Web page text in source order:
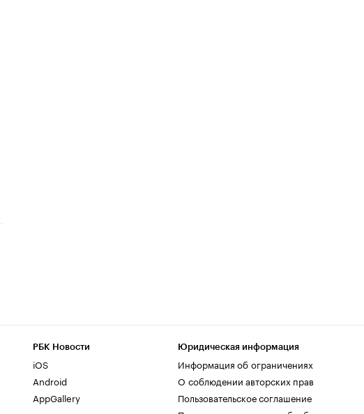
РБК Новости
iOS
Android
AppGallery
Юридическая информация
Информация об ограничениях
О соблюдении авторских прав
Пользовательское соглашение